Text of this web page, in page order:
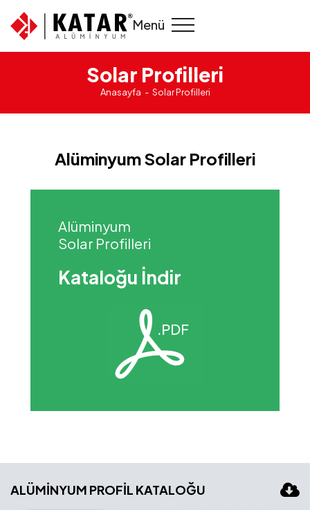
Menü
Solar Profilleri
Anasayfa Solar Profilleri
Alüminyum Solar Profilleri
Alüminyum
Solar Profilleri
Kataloğu İndir
ALÜMİNYUM PROFİL KATALOĞU